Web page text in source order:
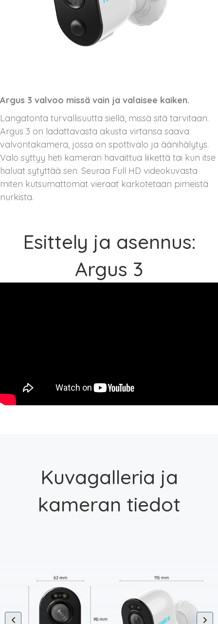
Argus 3 valvoo missä vain ja valaisee kaiken.
Langatonta turvallisuutta siellä, missä sitä tarvitaan.
Argus 3 on ladattavasta akusta virtansa saava
valvontakamera, jossa on spottivalo ja äänihälytys.
Valo syttyy heti kameran havaittua liikettä tai kun itse
haluat sytyttää sen. Seuraa Full HD videokuvasta
miten kutsumattomat vieraat karkotetaan pimeistä
nurkista.
Esittely ja asennus:
Argus 3
Kuvagalleria ja
kameran tiedot